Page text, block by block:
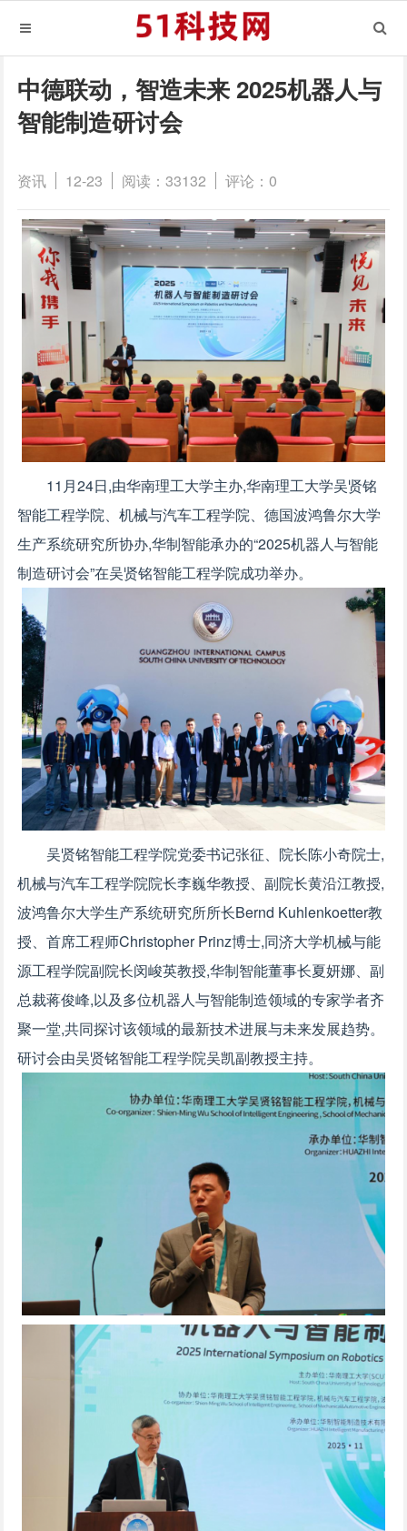
中德联动，智造未来 2025机器人与
智能制造研讨会
资讯 12-23 阅读：33132 评论：0
11月24日,由华南理工大学主办,华南理工大学吴贤铭
智能工程学院、机械与汽车工程学院、德国波鸿鲁尔大学
生产系统研究所协办,华制智能承办的“2025机器人与智能
制造研讨会”在吴贤铭智能工程学院成功举办。
吴贤铭智能工程学院党委书记张征、院长陈小奇院士,
机械与汽车工程学院院长李巍华教授、副院长黄沿江教授,
波鸿鲁尔大学生产系统研究所所长Bernd Kuhlenkoetter教
授、首席工程师Christopher Prinz博士,同济大学机械与能
源工程学院副院长闵峻英教授,华制智能董事长夏妍娜、副
总裁蒋俊峰,以及多位机器人与智能制造领域的专家学者齐
聚一堂,共同探讨该领域的最新技术进展与未来发展趋势。
研讨会由吴贤铭智能工程学院吴凯副教授主持。